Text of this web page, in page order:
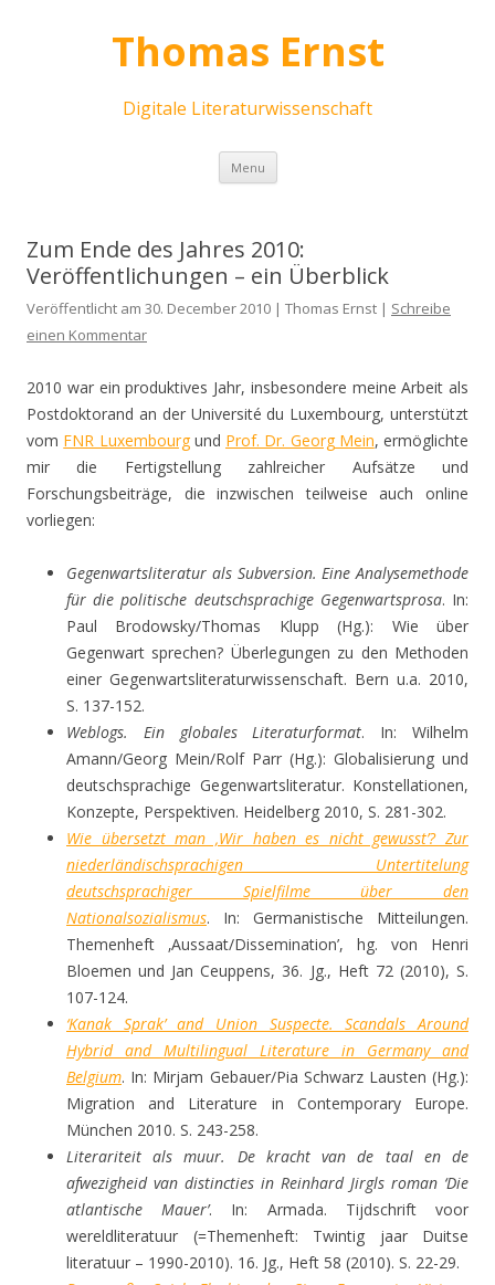
Thomas Ernst
Digitale Literaturwissenschaft
Menu Skip
content
Zum Ende des Jahres 2010:
Veröffentlichungen – ein Überblick
Veröffentlicht am 30. December 2010 | Thomas Ernst | Schreibe
einen Kommentar
2010 war ein produktives Jahr, insbesondere meine Arbeit als
Postdoktorand an der Université du Luxembourg, unterstützt
vom FNR Luxembourgund Prof. Dr. Georg Mein, ermöglichte
mir die Fertigstellung zahlreicher Aufsätze und
Forschungsbeiträge, die inzwischen teilweise auch online
vorliegen:
Gegenwartsliteratur als Subversion. Eine Analysemethode
für die politische deutschsprachige Gegenwartsprosa. In:
Paul Brodowsky/Thomas Klupp (Hg.): Wie über
Gegenwart sprechen? Überlegungen zu den Methoden
einer Gegenwartsliteraturwissenschaft. Bern u.a. 2010,
S. 137-152.
Weblogs. Ein globales Literaturformat. In: Wilhelm
Amann/Georg Mein/Rolf Parr (Hg.): Globalisierung und
deutschsprachige Gegenwartsliteratur. Konstellationen,
Konzepte, Perspektiven. Heidelberg 2010, S. 281-302.
Wie übersetzt man ‚Wir haben es nicht gewusst’? Zur
niederländischsprachigen Untertitelung
deutschsprachiger Spielfilme über den
Nationalsozialismus. In: Germanistische Mitteilungen.
Themenheft ‚Aussaat/Dissemination’, hg. von Henri
Bloemen und Jan Ceuppens, 36. Jg., Heft 72 (2010), S.
107-124.
‘Kanak Sprak’ and Union Suspecte. Scandals Around
Hybrid and Multilingual Literature in Germany and
Belgium. In: Mirjam Gebauer/Pia Schwarz Lausten (Hg.):
Migration and Literature in Contemporary Europe.
München 2010. S. 243-258.
Literariteit als muur. De kracht van de taal en de
afwezigheid van distincties in Reinhard Jirgls roman ‘Die
atlantische Mauer’. In: Armada. Tijdschrift voor
wereldliteratuur (=Themenheft: Twintig jaar Duitse
literatuur – 1990-2010). 16. Jg., Heft 58 (2010). S. 22-29.